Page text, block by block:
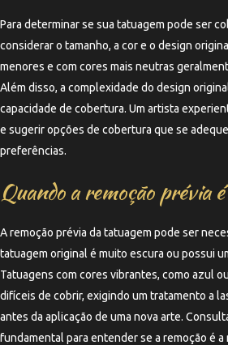
Para determinar se sua tatuagem pode ser
considerar o tamanho, a cor e o design
menores e com cores mais neutras
Além disso, a complexidade do design
capacidade de cobertura. Um artista
e sugerir opções de cobertura que se
preferências.
Quando a remoção prévia
A remoção prévia da tatuagem pode ser
tatuagem original é muito escura ou possui
Tatuagens com cores vibrantes, como azul
difíceis de cobrir, exigindo um tratamento a
antes da aplicação de uma nova arte.
fundamental para entender se a remoção é a